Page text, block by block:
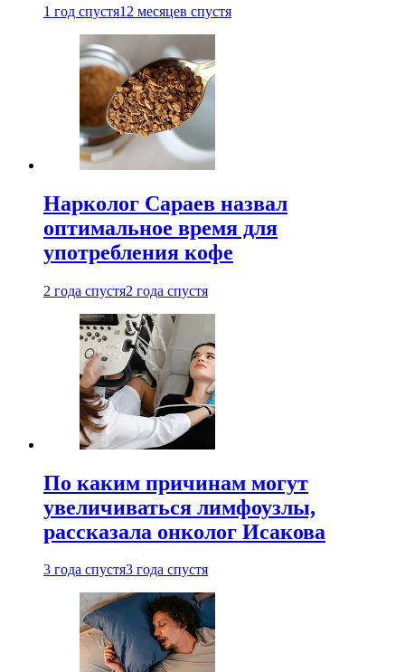
1 год спустя12 месяцев спустя
Нарколог Сараев назвал
оптимальное время для
употребления кофе
2 года спустя2 года спустя
По каким причинам могут
увеличиваться лимфоузлы,
рассказала онколог Исакова
3 года спустя3 года спустя